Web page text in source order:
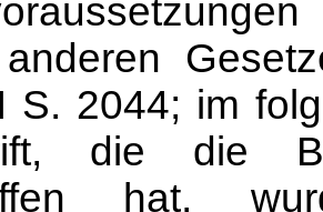
S. 2044; im
die die
hat,